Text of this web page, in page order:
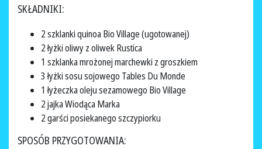
SKŁADNIKI:
2 szklanki quinoa Bio Village (ugotowanej)
2 łyżki oliwy z oliwek Rustica
1 szklanka mrożonej marchewki z groszkiem
3 łyżki sosu sojowego Tables Du Monde
1 łyżeczka oleju sezamowego Bio Village
2 jajka Wiodąca Marka
2 garści posiekanego szczypiorku
SPOSÓB PRZYGOTOWANIA: